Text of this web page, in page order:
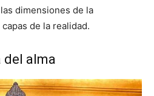
dimensiones de la
de la realidad.
del alma